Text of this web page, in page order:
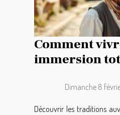
Comment
immersion
Dimanche 8
Découvrir les traditions